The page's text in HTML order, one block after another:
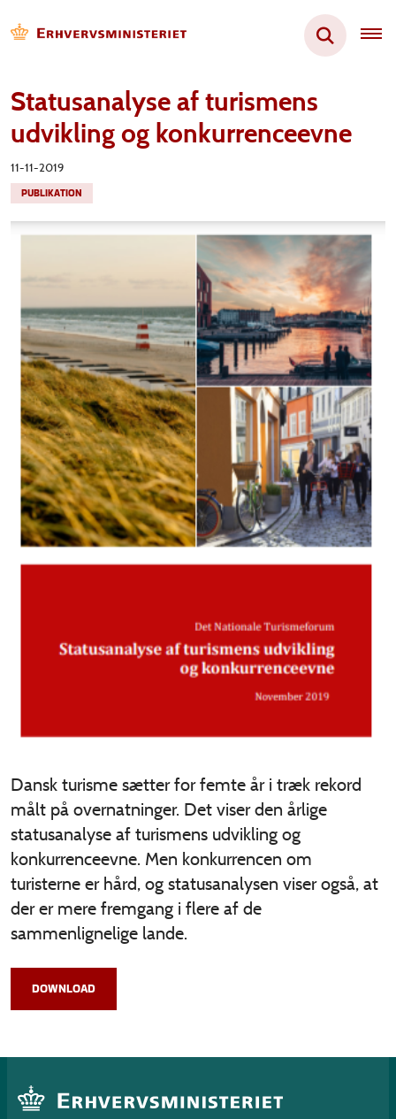
Statusanalyse af turismens
udvikling og konkurrenceevne
11-11-2019
PUBLIKATION
Dansk turisme sætter for femte år i træk rekord
målt på overnatninger. Det viser den årlige
statusanalyse af turismens udvikling og
konkurrenceevne. Men konkurrencen om
turisterne er hård, og statusanalysen viser også, at
der er mere fremgang i flere af de
sammenlignelige lande.
DOWNLOAD